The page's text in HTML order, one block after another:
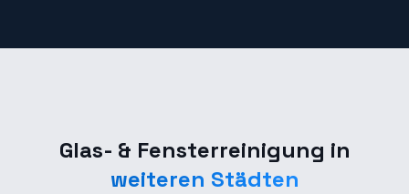
Glas- & Fensterreinigung in
weiteren Städten